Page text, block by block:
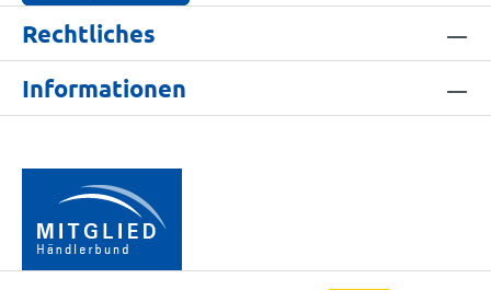
Rechtliches
Informationen